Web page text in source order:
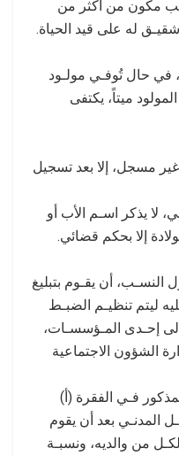
مكون من أكثر من
له على قيد الحياة.
في حال تُوفـي مولـود
ميتاً، يكتفى
مسجل، إلا بعد تسجيل
لا يذكر اسـم الأب أو
إلا بحكم قضائي.
أن يقـوم بتبليغ
ليتم تنظيـم الضبـط
إحـدى المـؤسسـات،
الشؤون الاجتماعية
فـي الفقرة (أ)
المدنـي بعد أن يقوم
من والديه، ونسبـة